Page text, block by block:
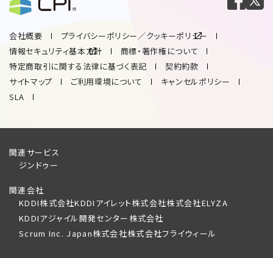
会社概要
プライバシーポリシー／クッキーポリシー
情報セキュリティ基本方針
商標・著作権について
特定商取引に関する法律に基づく表記
契約約款
サイトマップ
ご利用環境について
キャンセルポリシー
SLA
関連サービス
ジンドゥー
関連会社
KDDI株式会社KDDIアイレット株式会社株式会社ELYZA
KDDIアジャイル開発センター株式会社
Scrum Inc. Japan株式会社株式会社フライウィール